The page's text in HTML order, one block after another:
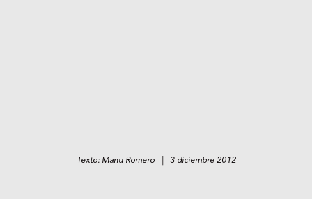
Texto: Manu Romero | 3 diciembre 2012